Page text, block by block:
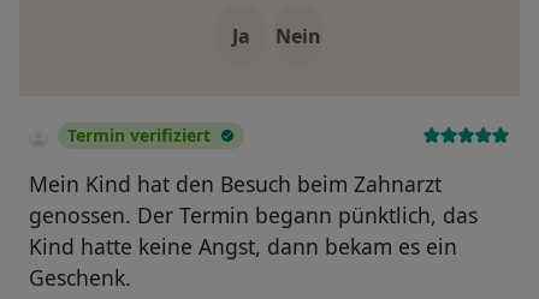
Ja Nein
Termin verifiziert
Mein Kind hat den Besuch beim Zahnarzt
genossen. Der Termin begann pünktlich, das
Kind hatte keine Angst, dann bekam es ein
Geschenk.